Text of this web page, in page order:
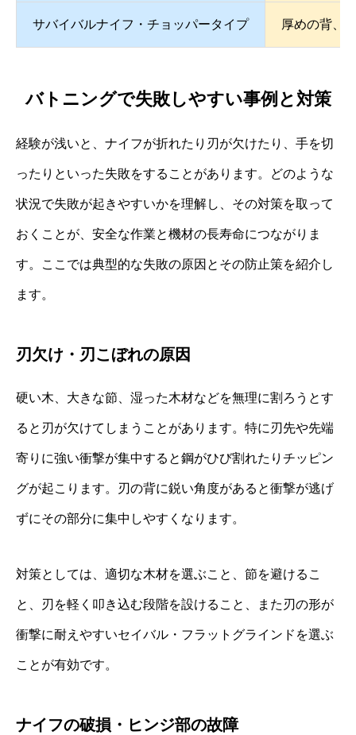
サバイバルナイフ・チョッパータイプ 厚めの背、
バトニングで失敗しやすい事例と対策
経験が浅いと、ナイフが折れたり刃が欠けたり、手を切
ったりといった失敗をすることがあります。どのような
状況で失敗が起きやすいかを理解し、その対策を取って
おくことが、安全な作業と機材の長寿命につながりま
す。ここでは典型的な失敗の原因とその防止策を紹介し
ます。
刃欠け・刃こぼれの原因
硬い木、大きな節、湿った木材などを無理に割ろうとす
ると刃が欠けてしまうことがあります。特に刃先や先端
寄りに強い衝撃が集中すると鋼がひび割れたりチッピン
グが起こります。刃の背に鋭い角度があると衝撃が逃げ
ずにその部分に集中しやすくなります。
対策としては、適切な木材を選ぶこと、節を避けるこ
と、刃を軽く叩き込む段階を設けること、また刃の形が
衝撃に耐えやすいセイバル・フラットグラインドを選ぶ
ことが有効です。
ナイフの破損・ヒンジ部の故障